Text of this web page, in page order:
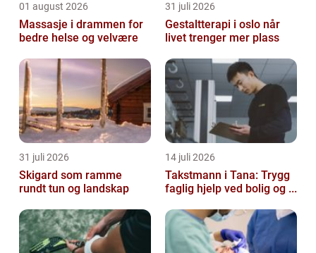
01 august 2026
Massasje i drammen for
bedre helse og velvære
31 juli 2026
Gestaltterapi i oslo når
livet trenger mer plass
31 juli 2026
Skigard som ramme
rundt tun og landskap
14 juli 2026
Takstmann i Tana: Trygg
faglig hjelp ved bolig og ...